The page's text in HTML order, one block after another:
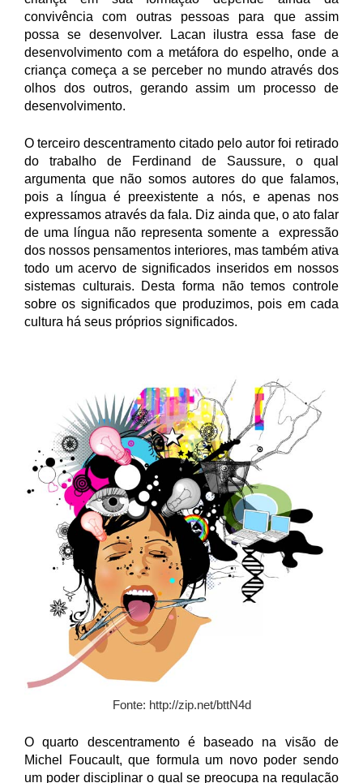
convivência com outras pessoas para que assim
possa se desenvolver. Lacan ilustra essa fase de
desenvolvimento com a metáfora do espelho, onde a
criança começa a se perceber no mundo através dos
olhos dos outros, gerando assim um processo de
desenvolvimento.
O terceiro descentramento citado pelo autor foi retirado
do trabalho de Ferdinand de Saussure, o qual
argumenta que não somos autores do que falamos,
pois a língua é preexistente a nós, e apenas nos
expressamos através da fala. Diz ainda que, o ato falar
de uma língua não representa somente a expressão
dos nossos pensamentos interiores, mas também ativa
todo um acervo de significados inseridos em nossos
sistemas culturais. Desta forma não temos controle
sobre os significados que produzimos, pois em cada
cultura há seus próprios significados.
Fonte: http://zip.net/bttN4d
O quarto descentramento é baseado na visão de
Michel Foucault, que formula um novo poder sendo
um poder disciplinar o qual se preocupa na regulação